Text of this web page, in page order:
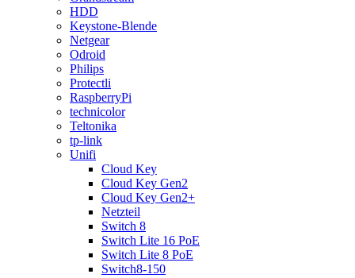
HDD
Keystone-Blende
Netgear
Odroid
Philips
Protectli
RaspberryPi
technicolor
Teltonika
tp-link
Unifi
Cloud Key
Cloud Key Gen2
Cloud Key Gen2+
Netzteil
Switch 8
Switch Lite 16 PoE
Switch Lite 8 PoE
Switch8-150